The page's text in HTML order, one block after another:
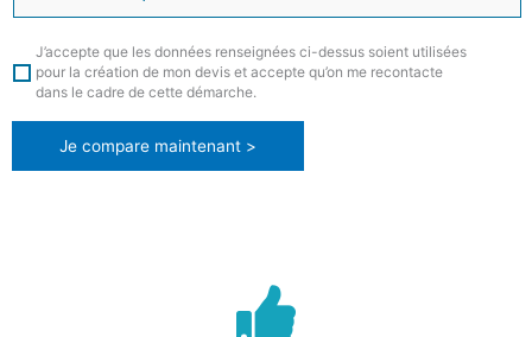
J’accepte que les données renseignées ci-dessus soient utilisées
pour la création de mon devis et accepte qu’on me recontacte
dans le cadre de cette démarche.
Je compare maintenant >